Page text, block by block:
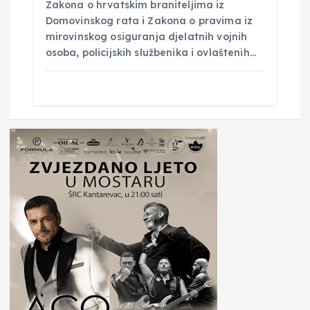
Zakona o hrvatskim braniteljima iz
Domovinskog rata i Zakona o pravima iz
mirovinskog osiguranja djelatnih vojnih
osoba, policijskih službenika i ovlaštenih…